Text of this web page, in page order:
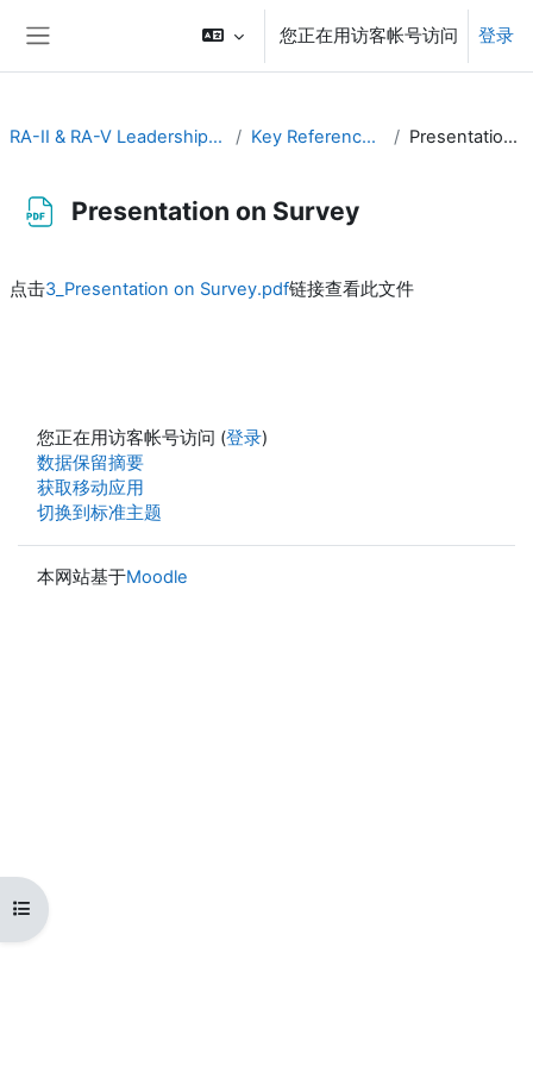
您正在用访客帐号访问 登录
打开课程索引
RA-II & RA-V Leadership and Management Key Reference Publications Presentation on Survey
Presentation on Survey
点击3_Presentation on Survey.pdf链接查看此文件
您正在用访客帐号访问 (登录)
‎数据保留摘要‎
获取移动应用
切换到标准主题
本网站基于Moodle